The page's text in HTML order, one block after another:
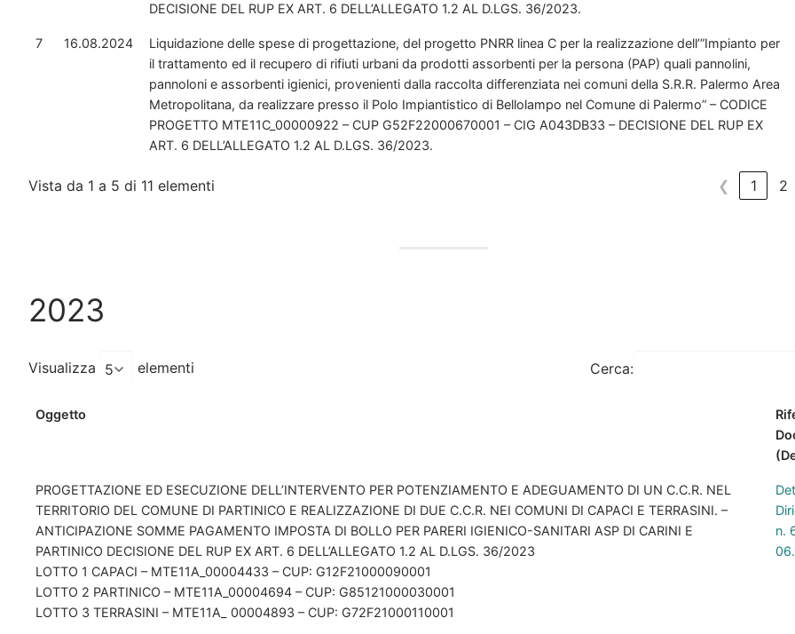
DECISIONE DEL RUP EX ART. 6 DELL’ALLEGATO 1.2 AL D.LGS. 36/2023.
7 16.08.2024
Liquidazione delle spese di progettazione, del progetto PNRR linea C per la realizzazione dell’”Impianto per
il trattamento ed il recupero di rifiuti urbani da prodotti assorbenti per la persona (PAP) quali pannolini,
pannoloni e assorbenti igienici, provenienti dalla raccolta differenziata nei comuni della S.R.R. Palermo Area
Metropolitana, da realizzare presso il Polo Impiantistico di Bellolampo nel Comune di Palermo” – CODICE
PROGETTO MTE11C_00000922 – CUP G52F22000670001 – CIG A043DB33 – DECISIONE DEL RUP EX
ART. 6 DELL’ALLEGATO 1.2 AL D.LGS. 36/2023.
Vista da 1 a 5 di 11 elementi ❮ 1 2
2023
Visualizza elementi Cerca:
Oggetto
PROGETTAZIONE ED ESECUZIONE DELL’INTERVENTO PER POTENZIAMENTO E ADEGUAMENTO DI UN C.C.R. NEL
TERRITORIO DEL COMUNE DI PARTINICO E REALIZZAZIONE DI DUE C.C.R. NEI COMUNI DI CAPACI E TERRASINI. –
ANTICIPAZIONE SOMME PAGAMENTO IMPOSTA DI BOLLO PER PARERI IGIENICO-SANITARI ASP DI CARINI E
PARTINICO DECISIONE DEL RUP EX ART. 6 DELL’ALLEGATO 1.2 AL D.LGS. 36/2023
LOTTO 1 CAPACI – MTE11A_00004433 – CUP: G12F21000090001
LOTTO 2 PARTINICO – MTE11A_00004694 – CUP: G85121000030001
LOTTO 3 TERRASINI – MTE11A_ 00004893 – CUP: G72F21000110001
n.